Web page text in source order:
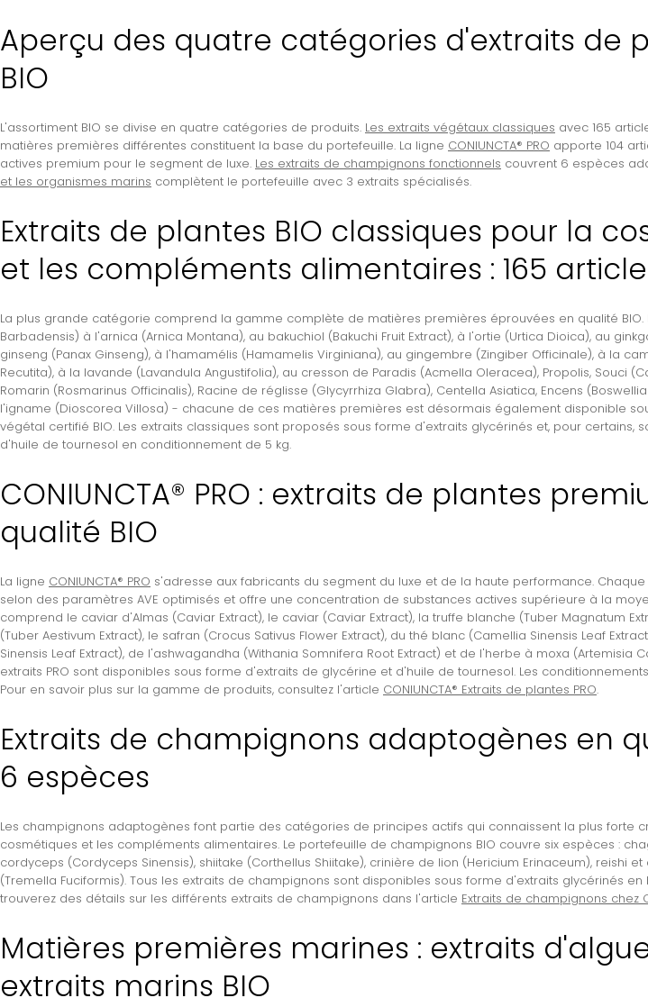
Aperçu des quatre catégories d'extraits de
BIO
L'assortiment BIO se divise en quatre catégories de produits. Les extraits végétaux classiques avec 165
matières premières différentes constituent la base du portefeuille. La ligne CONIUNCTA® PRO apporte 104
actives premium pour le segment de luxe. Les extraits de champignons fonctionnels couvrent 6 espèces
et les organismes marins complètent le portefeuille avec 3 extraits spécialisés.
Extraits de plantes BIO classiques pour la
et les compléments alimentaires : 165
La plus grande catégorie comprend la gamme complète de matières premières éprouvées en qualité BIO.
Barbadensis) à l'arnica (Arnica Montana), au bakuchiol (Bakuchi Fruit Extract), à l'ortie (Urtica Dioica), au
ginseng (Panax Ginseng), à l'hamamélis (Hamamelis Virginiana), au gingembre (Zingiber Officinale), à la
Recutita), à la lavande (Lavandula Angustifolia), au cresson de Paradis (Acmella Oleracea), Propolis, Souci
Romarin (Rosmarinus Officinalis), Racine de réglisse (Glycyrrhiza Glabra), Centella Asiatica, Encens
l'igname (Dioscorea Villosa) - chacune de ces matières premières est désormais également disponible
végétal certifié BIO. Les extraits classiques sont proposés sous forme d'extraits glycérinés et, pour certains,
d'huile de tournesol en conditionnement de 5 kg.
CONIUNCTA® PRO : extraits de plantes
qualité BIO
La ligne CONIUNCTA® PRO s'adresse aux fabricants du segment du luxe et de la haute performance. Chaque
selon des paramètres AVE optimisés et offre une concentration de substances actives supérieure à la
comprend le caviar d'Almas (Caviar Extract), le caviar (Caviar Extract), la truffe blanche (Tuber Magnatum
(Tuber Aestivum Extract), le safran (Crocus Sativus Flower Extract), du thé blanc (Camellia Sinensis Leaf
Sinensis Leaf Extract), de l'ashwagandha (Withania Somnifera Root Extract) et de l'herbe à moxa (Artemisia
extraits PRO sont disponibles sous forme d'extraits de glycérine et d'huile de tournesol. Les
Pour en savoir plus sur la gamme de produits, consultez l'article CONIUNCTA® Extraits de plantes PRO.
Extraits de champignons adaptogènes en
6 espèces
Les champignons adaptogènes font partie des catégories de principes actifs qui connaissent la plus forte
cosmétiques et les compléments alimentaires. Le portefeuille de champignons BIO couvre six espèces :
cordyceps (Cordyceps Sinensis), shiitake (Corthellus Shiitake), crinière de lion (Hericium Erinaceum), reishi
(Tremella Fuciformis). Tous les extraits de champignons sont disponibles sous forme d'extraits glycérinés en
trouverez des détails sur les différents extraits de champignons dans l'article Extraits de champignons chez
Matières premières marines : extraits
extraits marins BIO